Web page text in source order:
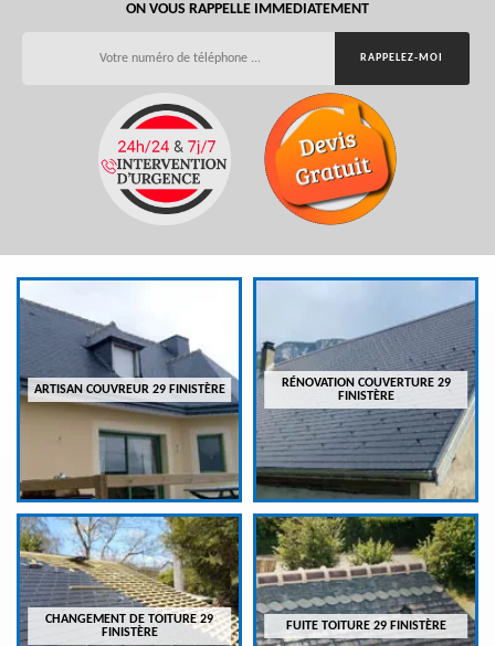
ON VOUS RAPPELLE IMMEDIATEMENT
ARTISAN COUVREUR 29 FINISTÈRE
RÉNOVATION COUVERTURE 29
FINISTÈRE
CHANGEMENT DE TOITURE 29
FINISTÈRE
FUITE TOITURE 29 FINISTÈRE